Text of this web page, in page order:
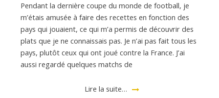
Pendant la dernière coupe du monde de football, je
m’étais amusée à faire des recettes en fonction des
pays qui jouaient, ce qui m’a permis de découvrir des
plats que je ne connaissais pas. Je n’ai pas fait tous les
pays, plutôt ceux qui ont joué contre la France. J’ai
aussi regardé quelques matchs de
Lire la suite…